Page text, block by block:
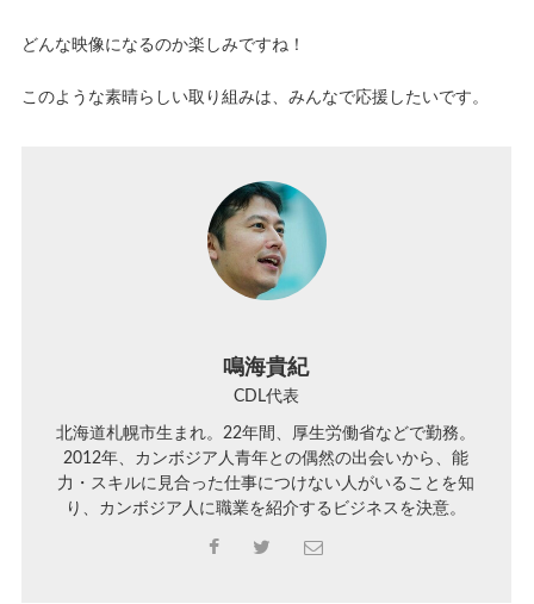
どんな映像になるのか楽しみですね！
このような素晴らしい取り組みは、みんなで応援したいです。
鳴海貴紀
CDL代表
北海道札幌市生まれ。22年間、厚生労働省などで勤務。
2012年、カンボジア人青年との偶然の出会いから、能
力・スキルに見合った仕事につけない人がいることを知
り、カンボジア人に職業を紹介するビジネスを決意。